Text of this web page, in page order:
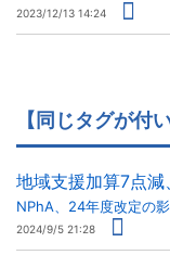
2023/12/13 14:24
【同じタグが付
地域支援加算7点減
NPhA、24年度改定の
2024/9/5 21:28